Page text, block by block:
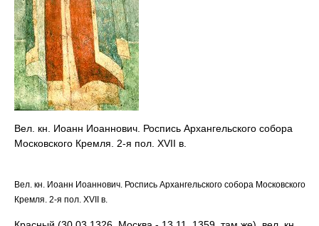
Вел. кн. Иоанн Иоаннович. Роспись Архангельского собора
Московского Кремля. 2-я пол. XVII в.
Вел. кн. Иоанн Иоаннович. Роспись Архангельского собора Московского
Кремля. 2-я пол. XVII в.